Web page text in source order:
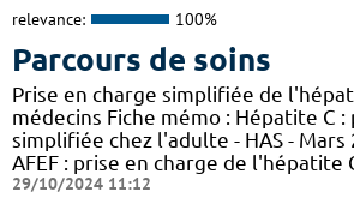
relevance: 100%
Parcours de soins
Prise en charge simplifiée de
médecins Fiche mémo : Hépatite C :
simplifiée chez l'adulte - HAS - Mars
AFEF : prise en charge de l'hépatite
29/10/2024 11:12